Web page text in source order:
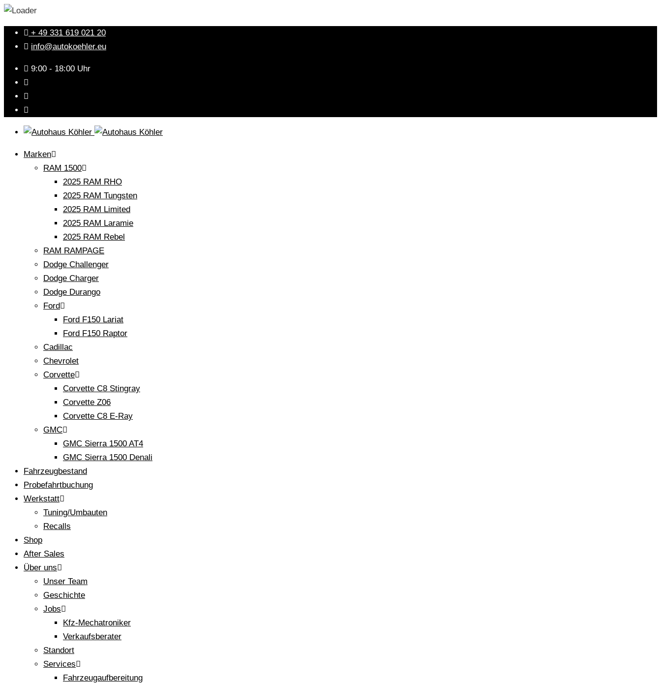
+ 49 331 619 021 20
info@autokoehler.eu
9:00 - 18:00 Uhr
Marken
RAM 1500
2025 RAM RHO
2025 RAM Tungsten
2025 RAM Limited
2025 RAM Laramie
2025 RAM Rebel
RAM RAMPAGE
Dodge Challenger
Dodge Charger
Dodge Durango
Ford
Ford F150 Lariat
Ford F150 Raptor
Cadillac
Chevrolet
Corvette
Corvette C8 Stingray
Corvette Z06
Corvette C8 E-Ray
GMC
GMC Sierra 1500 AT4
GMC Sierra 1500 Denali
Fahrzeugbestand
Probefahrtbuchung
Werkstatt
Tuning/Umbauten
Recalls
Shop
After Sales
Über uns
Unser Team
Geschichte
Jobs
Kfz-Mechatroniker
Verkaufsberater
Standort
Services
Fahrzeugaufbereitung